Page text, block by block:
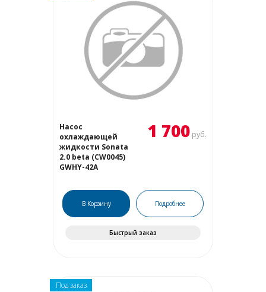
Насос
охлаждающей
жидкости Sonata
2.0 beta (CW0045)
GWHY-42A
1 700 руб.
В Корзину Подробнее
Быстрый заказ
Под заказ